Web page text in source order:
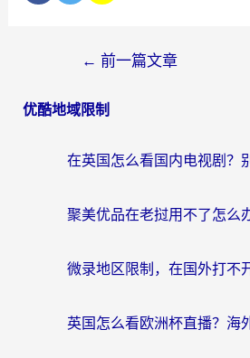
← 前一篇文章
优酷地域限制